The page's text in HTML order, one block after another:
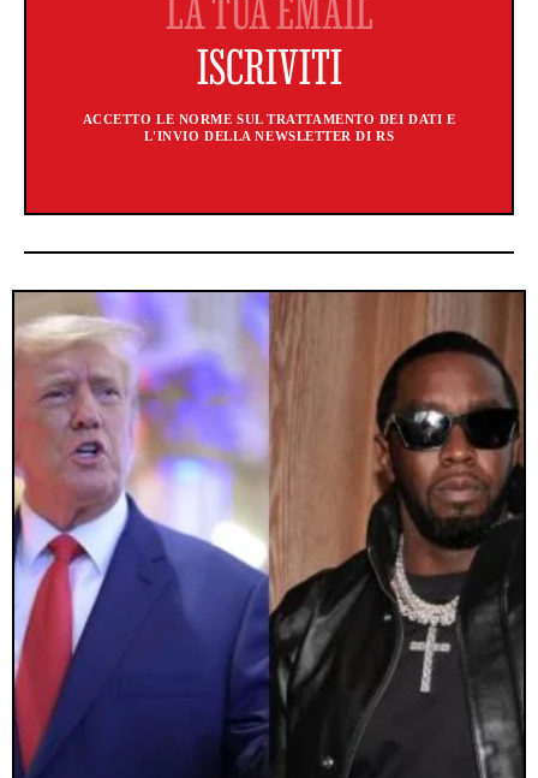
ACCETTO LE NORME SUL TRATTAMENTO DEI DATI E
L'INVIO DELLA NEWSLETTER DI RS